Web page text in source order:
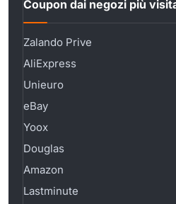
Coupon dai negozi più
Zalando Prive
AliExpress
Unieuro
eBay
Yoox
Douglas
Amazon
Lastminute